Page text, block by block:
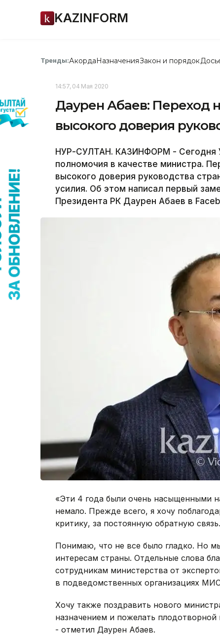
KAZINFORM
Тренды:АкордаНазначенияЗакон и порядок
14:57, 04 Мая 2020
Даурен Абаев: Переход
высокого доверия
НУР-СУЛТАН. КАЗИНФОРМ - Сегодня
полномочия в качестве министра.
высокого доверия руководства
усилия. Об этом написал первый
Президента РК Даурен Абаев в
«Эти 4 года были очень насыщенными
немало. Прежде всего, я хочу
критику, за постоянную обратную связь.
Понимаю, что не все было гладко. Но
интересам страны. Отдельные слова
сотрудникам министерства от
в подведомственных организациях
Хочу также поздравить нового
назначением и пожелать
- отметил Даурен Абаев.